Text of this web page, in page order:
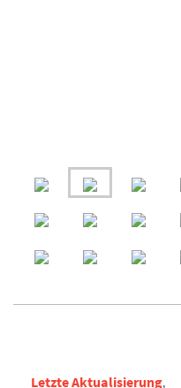
Letzte Aktualisierung,